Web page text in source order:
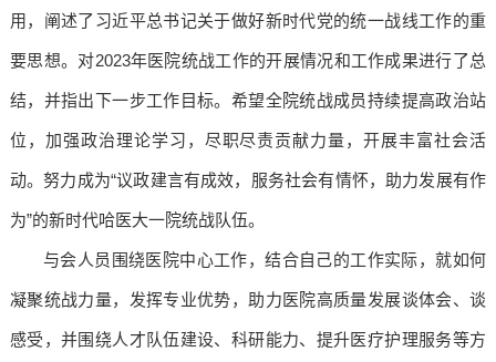
用，阐述了习近平总书记关于做好新时代党的统一战线工作的重
要思想。对2023年医院统战工作的开展情况和工作成果进行了总
结，并指出下一步工作目标。希望全院统战成员持续提高政治站
位，加强政治理论学习，尽职尽责贡献力量，开展丰富社会活
动。努力成为“议政建言有成效，服务社会有情怀，助力发展有作
为”的新时代哈医大一院统战队伍。
与会人员围绕医院中心工作，结合自己的工作实际，就如何
凝聚统战力量，发挥专业优势，助力医院高质量发展谈体会、谈
感受，并围绕人才队伍建设、科研能力、提升医疗护理服务等方